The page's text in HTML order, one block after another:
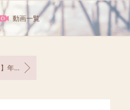
動画一覧
【名古屋暮らし】年末年始休みの記録